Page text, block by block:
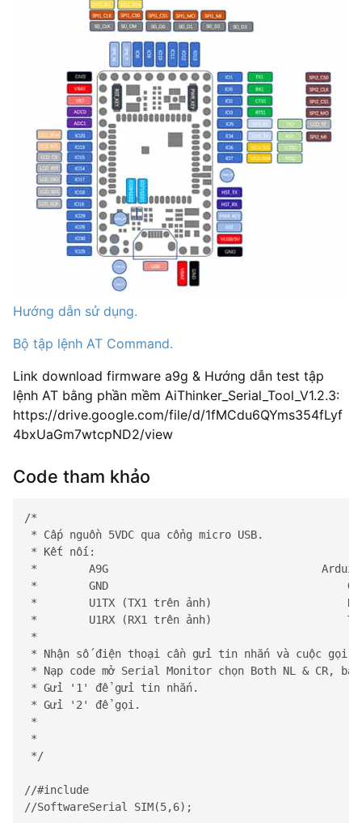
Hướng dẫn sử dụng.
Bộ tập lệnh AT Command.
Link download firmware a9g & Hướng dẫn test tập
lệnh AT bằng phần mềm AiThinker_Serial_Tool_V1.2.3:
https://drive.google.com/file/d/1fMCdu6QYms354fLyf
4bxUaGm7wtcpND2/view
Code tham khảo
/*
* Cấp nguồn 5VDC qua cổng micro USB.
* Kết nối:
*        A9G
*        GND
*        U1TX (TX1 trên ảnh)
*        U1RX (RX1 trên ảnh)
*
* Nhận số điện thoại cần gửi tin nhắn và
* Nạp code mở Serial Monitor chọn Both NL & CR,
* Gửi '1' để gửi tin nhắn.
* Gửi '2' để gọi.
*
*
*/
//#include
//SoftwareSerial SIM(5,6);